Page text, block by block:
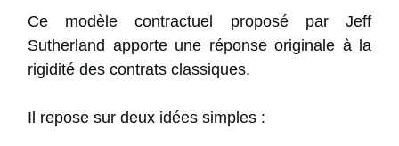
Ce modèle contractuel proposé par Jeff
Sutherland apporte une réponse originale à la
rigidité des contrats classiques.
Il repose sur deux idées simples :